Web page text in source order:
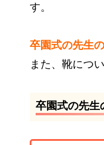
す。
卒園式の先生
また、靴につ
卒園式の先生